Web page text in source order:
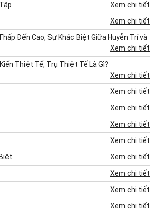
Xem chi tiết
Xem chi tiết
Đến Cao, Sự Khác Biệt Giữa Huyễn Trí và
Xem chi tiết
Thiệt Tế, Trụ Thiệt Tế Là Gì?
Xem chi tiết
Xem chi tiết
Xem chi tiết
Xem chi tiết
Xem chi tiết
Xem chi tiết
Xem chi tiết
Xem chi tiết
Xem chi tiết